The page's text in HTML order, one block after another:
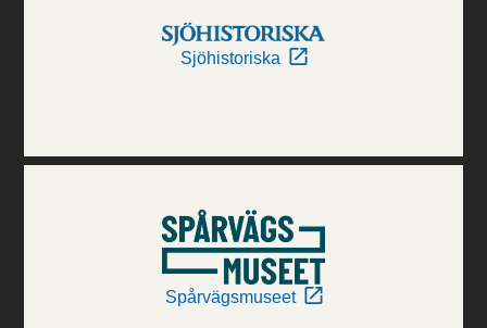
Sjöhistoriska
Spårvägsmuseet